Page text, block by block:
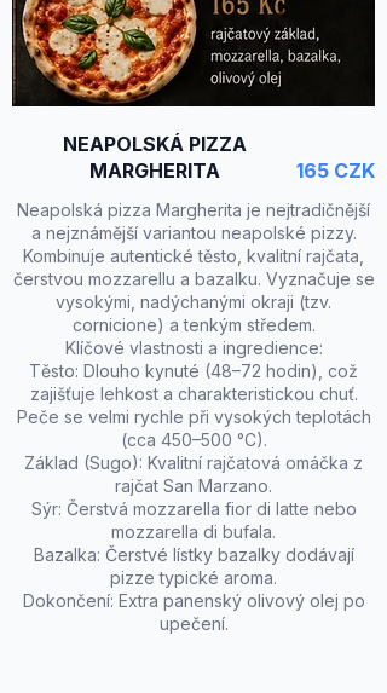
NEAPOLSKÁ PIZZA
MARGHERITA
Neapolská pizza Margherita je nejtradičnější
a nejznámější variantou neapolské pizzy.
Kombinuje autentické těsto, kvalitní rajčata,
čerstvou mozzarellu a bazalku. Vyznačuje se
vysokými, nadýchanými okraji (tzv.
cornicione) a tenkým středem.
Klíčové vlastnosti a ingredience:
Těsto: Dlouho kynuté (48–72 hodin), což
zajišťuje lehkost a charakteristickou chuť.
Peče se velmi rychle při vysokých teplotách
(cca 450–500 °C).
Základ (Sugo): Kvalitní rajčatová omáčka z
rajčat San Marzano.
Sýr: Čerstvá mozzarella fior di latte nebo
mozzarella di bufala.
Bazalka: Čerstvé lístky bazalky dodávají
pizze typické aroma.
Dokončení: Extra panenský olivový olej po
upečení.
165 CZK